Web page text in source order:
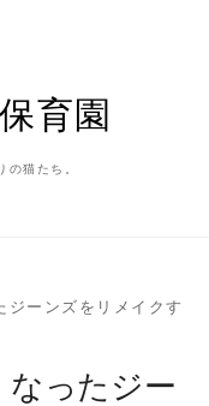
育園
の猫たち。
ジーンズをリメイクす
なったジー